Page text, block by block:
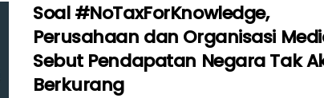
Soal #NoTaxForKnowledge,
Perusahaan dan Organisasi
Sebut Pendapatan Negara Tak
Berkurang